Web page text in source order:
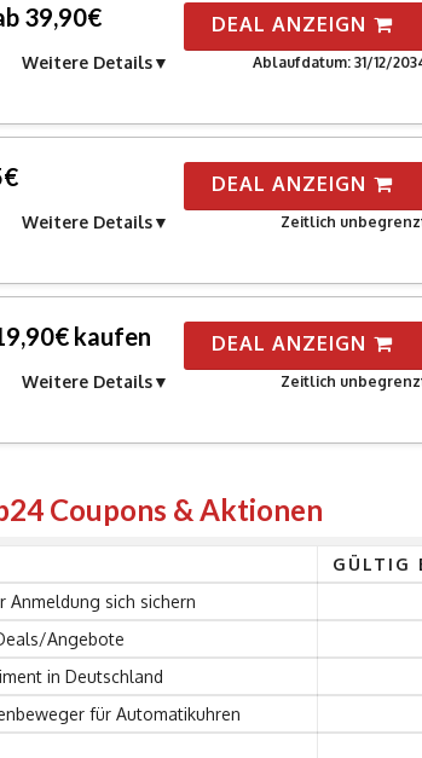
39,90€
Weitere Details
DEAL ANZEIGN
Ablaufdatum: 31/12/
Weitere Details
DEAL ANZEIGN
Zeitlich
kaufen
Weitere Details
DEAL ANZEIGN
Zeitlich
Coupons & Aktionen
GÜLTIG
sich sichern
Angebote
in Deutschland
für Automatikuhren